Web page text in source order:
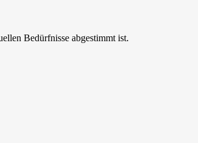
Bedürfnisse abgestimmt ist.